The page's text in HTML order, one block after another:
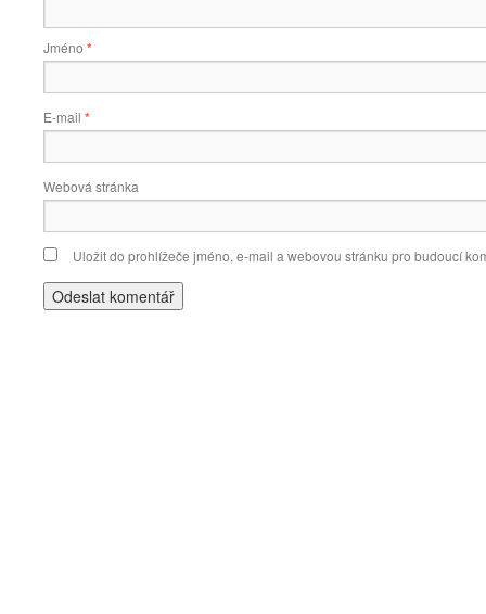
Jméno *
E-mail *
Webová stránka
Uložit do prohlížeče jméno, e-mail a webovou stránku pro budoucí